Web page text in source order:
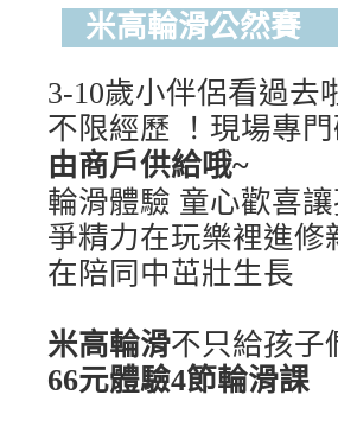
米高輪滑公然賽
3-10歲小伴侶看過去
不限經歷 ！ 現場專
由商戶供給哦~
輪滑體驗 童心歡喜
爭精力在玩樂裡進修
在陪同中茁壯生長
米高輪滑不只給孩子
66元體驗4節輪滑課